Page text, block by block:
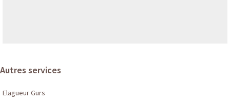
Autres services
Elagueur Gurs